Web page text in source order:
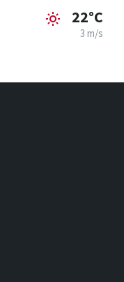
22°C
3 m/s